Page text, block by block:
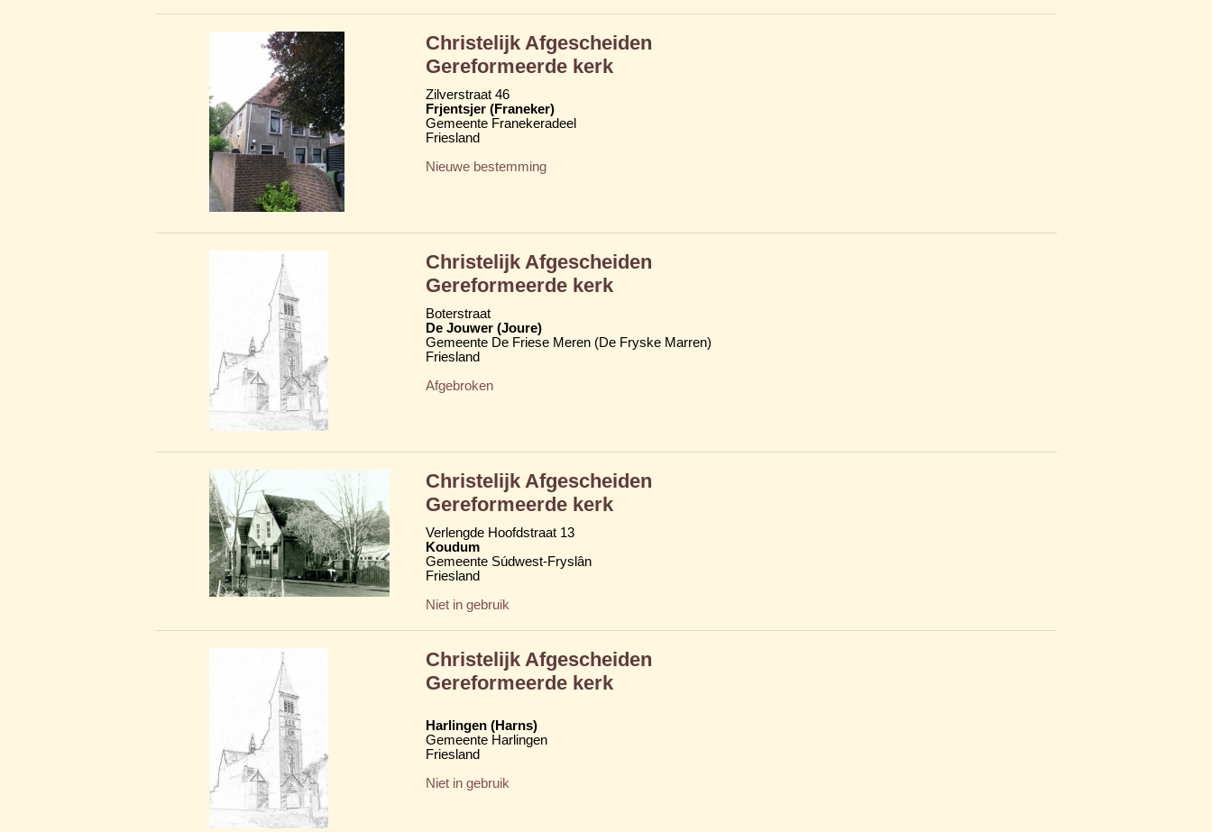
Christelijk Afgescheiden
Gereformeerde kerk
Zilverstraat 46
Frjentsjer (Franeker)
Gemeente Franekeradeel
Friesland
Nieuwe bestemming
Christelijk Afgescheiden
Gereformeerde kerk
Boterstraat
De Jouwer (Joure)
Gemeente De Friese Meren (De Fryske Marren)
Friesland
Afgebroken
Christelijk Afgescheiden
Gereformeerde kerk
Verlengde Hoofdstraat 13
Koudum
Gemeente Súdwest-Fryslân
Friesland
Niet in gebruik
Christelijk Afgescheiden
Gereformeerde kerk
Harlingen (Harns)
Gemeente Harlingen
Friesland
Niet in gebruik